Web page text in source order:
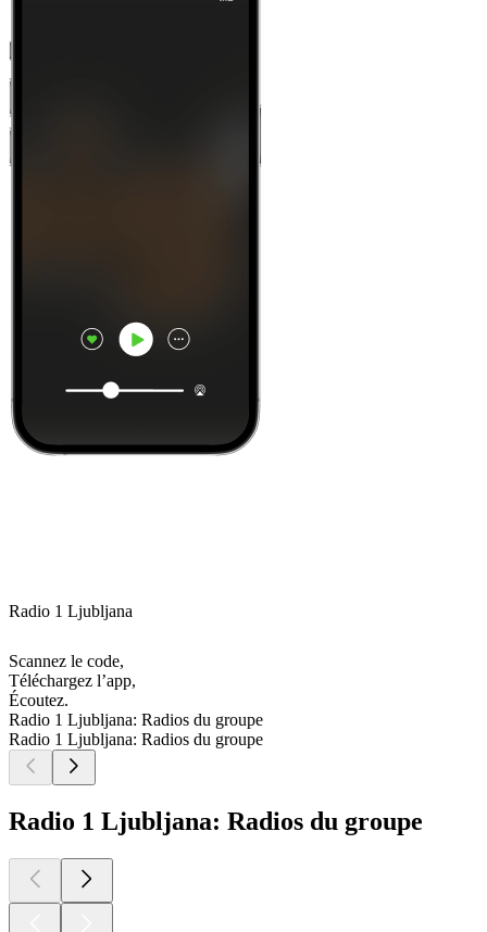
Radio 1 Ljubljana
Scannez le code,
Téléchargez l’app,
Écoutez.
Radio 1 Ljubljana: Radios du groupe
Radio 1 Ljubljana: Radios du groupe
Radio 1 Ljubljana: Radios du groupe